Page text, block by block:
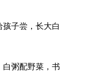
孩子尝，长大白
粥配野菜，书